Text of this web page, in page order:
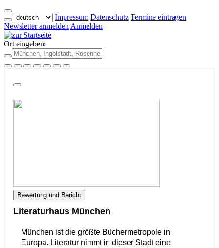
Impressum Datenschutz Termine eintragen
Newsletter anmelden Anmelden
Ort eingeben:
Bewertung und Bericht
Literaturhaus München
München ist die größte Büchermetropole in
Europa. Literatur nimmt in dieser Stadt eine